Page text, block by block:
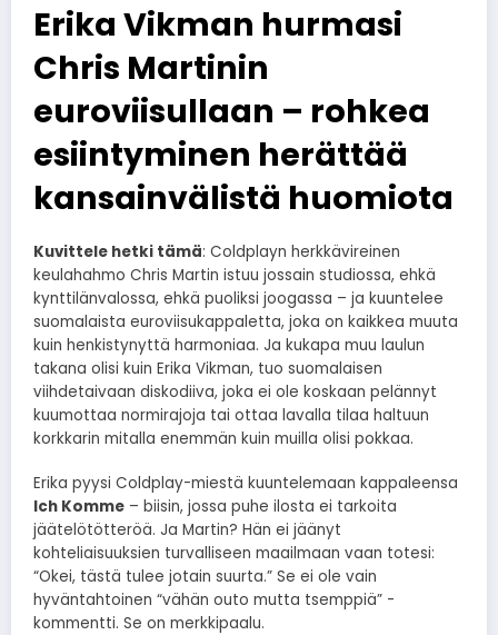
Erika Vikman hurmasi
Chris Martinin
euroviisullaan – rohkea
esiintyminen herättää
kansainvälistä huomiota
Kuvittele hetki tämä: Coldplayn herkkävireinen
keulahahmo Chris Martin istuu jossain studiossa, ehkä
kynttilänvalossa, ehkä puoliksi joogassa – ja kuuntelee
suomalaista euroviisukappaletta, joka on kaikkea muuta
kuin henkistynyttä harmoniaa. Ja kukapa muu laulun
takana olisi kuin Erika Vikman, tuo suomalaisen
viihdetaivaan diskodiiva, joka ei ole koskaan pelännyt
kuumottaa normirajoja tai ottaa lavalla tilaa haltuun
korkkarin mitalla enemmän kuin muilla olisi pokkaa.
Erika pyysi Coldplay-miestä kuuntelemaan kappaleensa
Ich Komme – biisin, jossa puhe ilosta ei tarkoita
jäätelötötteröä. Ja Martin? Hän ei jäänyt
kohteliaisuuksien turvalliseen maailmaan vaan totesi:
“Okei, tästä tulee jotain suurta.” Se ei ole vain
hyväntahtoinen “vähän outo mutta tsemppiä” -
kommentti. Se on merkkipaalu.